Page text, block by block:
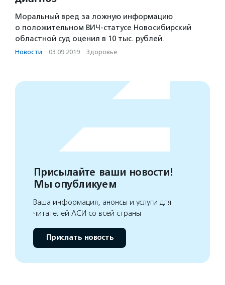
Моральный вред за ложную информацию
о положительном ВИЧ-статусе Новосибирский
областной суд оценил в 10 тыс. рублей.
Новости · 03.09.2019 · Здоровье
Присылайте ваши новости!
Мы опубликуем
Ваша информация, анонсы и услуги для
читателей АСИ со всей страны
Прислать новость